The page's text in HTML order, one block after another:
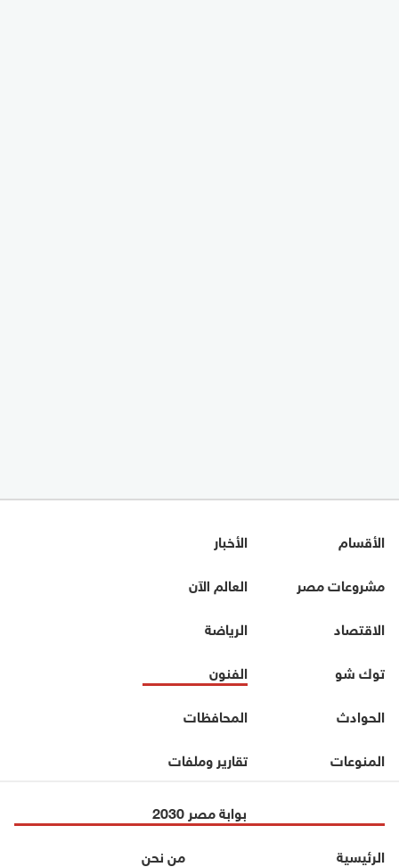
الأقسام
الأخبار
مشروعات مصر
العالم الآن
الاقتصاد
الرياضة
توك شو
الفنون
الحوادث
المحافظات
المنوعات
تقارير وملفات
بوابة مصر 2030
الرئيسية
من نحن